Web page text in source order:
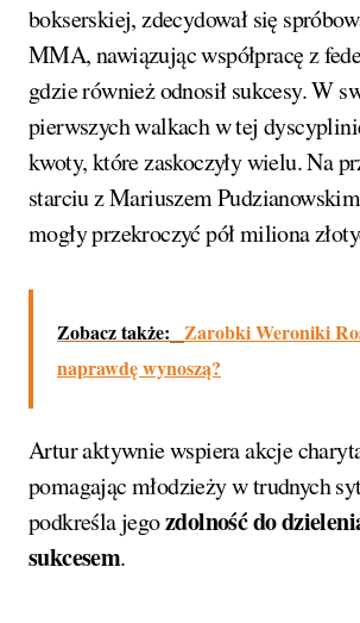
bokserskiej, zdecydował się
MMA, nawiązując współpracę z
gdzie również odnosił sukcesy. W
pierwszych walkach w tej
kwoty, które zaskoczyły wielu. Na
starciu z Mariuszem
mogły przekroczyć pół miliona
Zobacz także: Zarobki Weroniki
naprawdę wynoszą?
Artur aktywnie wspiera akcje
pomagając młodzieży w trudnych
podkreśla jegozdolność do
sukcesem.